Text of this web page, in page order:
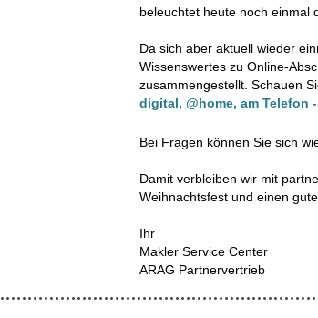
beleuchtet heute noch einmal
Da sich aber aktuell wieder
Wissenswertes zu Online-
zusammengestellt. Schauen
digital, @home, am Telefon
Bei Fragen können Sie sich
Damit verbleiben wir mit
Weihnachtsfest und einen
Ihr
Makler Service Center
ARAG Partnervertrieb